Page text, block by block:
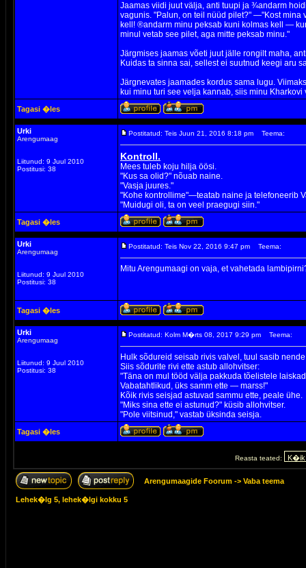
Jaamas viidi juut välja, anti tuupi ja ¾andarm
vagunis. "Palun, on teil nüüd pilet?" —"Kost
kell! ®andarm minu peksab kuni kolmas kell —
minul vetab see pilet, aga mitte peksab minu."
Järgmises jaamas võeti juut jälle rongilt maha,
Kuidas ta sinna sai, sellest ei suutnud keegi aru
Järgnevates jaamades kordus sama lugu.
kui minu turi see velja kannab, siis minu Kharkovi
Tagasi �les
Urki
Arengumaag
Liitunud: 9 Juul 2010
Postitusi: 38
Postitatud: Teis Juun 21, 2016 8:18 pm Teema:
Kontroll.
Mees tuleb koju hilja öösi.
"Kus sa olid?" nõuab naine.
"Vasja juures."
"Kohe kontrollime"—teatab naine ja telefoneerib
"Muidugi oli, ta on veel praegugi siin."
Tagasi �les
Urki
Arengumaag
Liitunud: 9 Juul 2010
Postitusi: 38
Postitatud: Teis Nov 22, 2016 9:47 pm Teema:
Mitu Arengumaagi on vaja, et vahetada
Tagasi �les
Urki
Arengumaag
Liitunud: 9 Juul 2010
Postitusi: 38
Postitatud: Kolm M�rts 08, 2017 9:29 pm Teema:
Hulk sõdureid seisab rivis valvel, tuul sasib
Siis sõdurite rivi ette astub allohvitser:
"Täna on mul tööd välja pakkuda tõelistele
Vabatahtlikud, üks samm ette — marss!"
Kõik rivis seisjad astuvad sammu ette, peale ühe.
"Miks sina ette ei astunud?" küsib allohvitser.
"Pole viitsinud," vastab üksinda seisja.
Tagasi �les
Reasta teated:
Arengumaagide Foorum -> Vaba teema
Lehek�lg 5, lehek�lgi kokku 5